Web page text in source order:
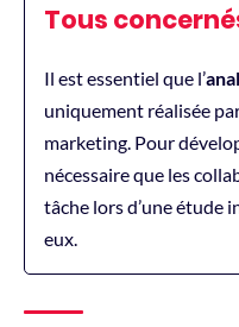
Tous
Il est essentiel que l’
uniquement réalisée
marketing. Pour
nécessaire que les
tâche lors d’une étude
eux.